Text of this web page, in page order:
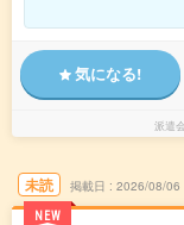
気になる!
派遣
未読
NEW
掲載日 2026/08/06